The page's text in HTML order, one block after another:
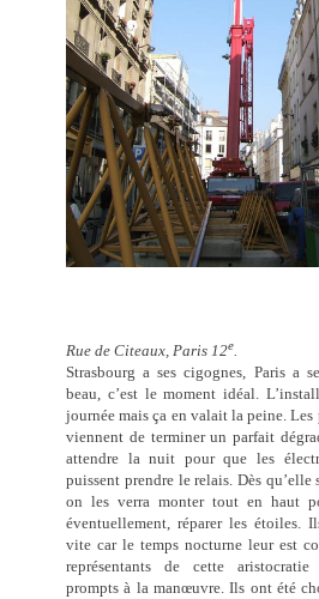
Rue de Citeaux, Paris 12e.
Strasbourg a ses cigognes, Paris a
beau, c’est le moment idéal.
journée mais ça en valait la peine.
viennent de terminer un parfait
attendre la nuit pour que les
puissent prendre le relais. Dès qu’elle
on les verra monter tout en haut
éventuellement, réparer les étoiles.
vite car le temps nocturne leur est
représentants de cette
prompts à la manœuvre. Ils ont été